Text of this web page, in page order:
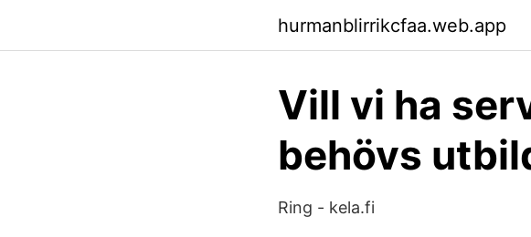
hurmanblirrikcfaa.web.app
Vill vi ha
behövs
Ring - kela.fi